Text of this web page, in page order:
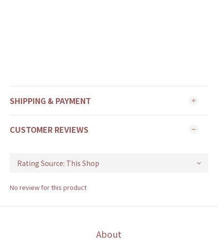
SHIPPING & PAYMENT
CUSTOMER REVIEWS
No review for this product
About